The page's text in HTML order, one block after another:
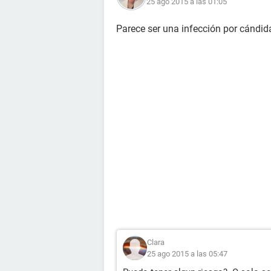
Parece ser una infección por
Clara
25 ago 2015 a las 05:47